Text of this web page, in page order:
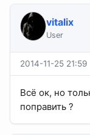
vitalix
User
2014-11-25 21:59
Всё ок, но
поправить ?